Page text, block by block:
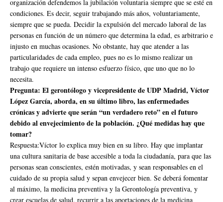
organización defendemos la jubilación voluntaria siempre que se esté en
condiciones. Es decir, seguir trabajando más años, voluntariamente,
siempre que se pueda. Decidir la expulsión del mercado laboral de las
personas en función de un número que determina la edad, es arbitrario e
injusto en muchas ocasiones. No obstante, hay que atender a las
particularidades de cada empleo, pues no es lo mismo realizar un
trabajo que requiere un intenso esfuerzo físico, que uno que no lo
necesita.
Pregunta: El gerontólogo y vicepresidente de UDP Madrid, Víctor
López García, aborda, en su último libro, las enfermedades
crónicas y advierte que serán “un verdadero reto” en el futuro
debido al envejecimiento de la población. ¿Qué medidas hay que
tomar?
Respuesta:Víctor lo explica muy bien en su libro. Hay que implantar
una cultura sanitaria de base accesible a toda la ciudadanía, para que las
personas sean conscientes, estén motivadas, y sean responsables en el
cuidado de su propia salud y sepan envejecer bien. Se deberá fomentar
al máximo, la medicina preventiva y la Gerontología preventiva, y
crear escuelas de salud, recurrir a las aportaciones de la medicina